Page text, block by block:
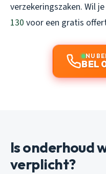
verzekeringszaken. Wil
130 voor een gratis
NU
BEL
Is onderhoud
verplicht?